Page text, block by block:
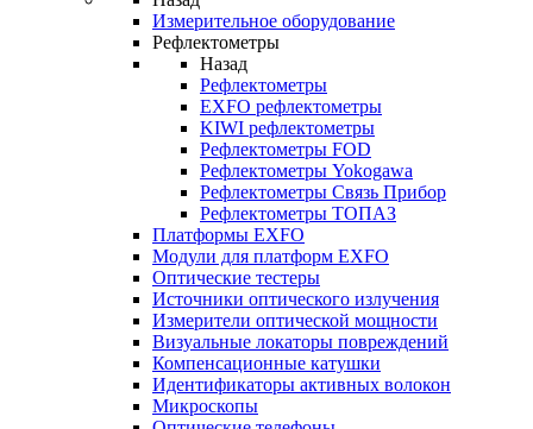
Измерительное оборудование
Рефлектометры
Назад
Рефлектометры
EXFO рефлектометры
KIWI рефлектометры
Рефлектометры FOD
Рефлектометры Yokogawa
Рефлектометры Связь Прибор
Рефлектометры ТОПАЗ
Платформы EXFO
Модули для платформ EXFO
Оптические тестеры
Источники оптического излучения
Измерители оптической мощности
Визуальные локаторы повреждений
Компенсационные катушки
Идентификаторы активных волокон
Микроскопы